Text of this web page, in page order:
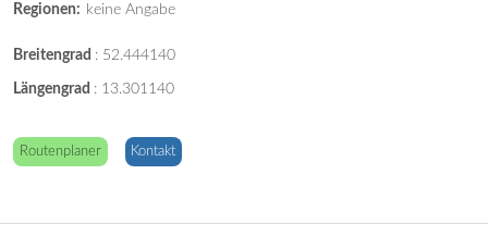
Regionen: keine Angabe
Breitengrad : 52.444140
Längengrad : 13.301140
Routenplaner Kontakt